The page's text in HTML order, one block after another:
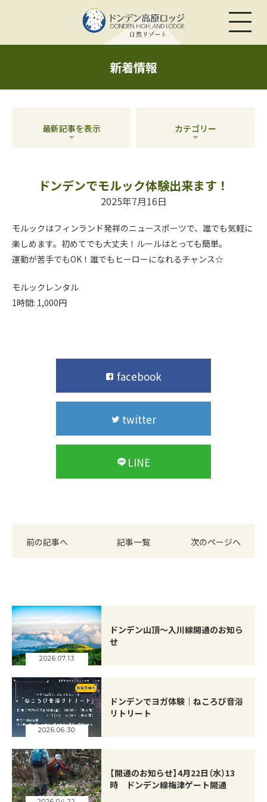
新着情報
最新記事を表示 カテゴリー
ドンデンでモルック体験出来ます！
2025年7月16日
モルックはフィンランド発祥のニュースポーツで、誰でも気軽に
楽しめます。初めてでも大丈夫！ルールはとっても簡単。
運動が苦手でもOK！誰でもヒーローになれるチャンス☆
モルックレンタル
1時間: 1,000円
facebook
twitter
LINE
記事一覧
前の記事へ 次のページへ
2026.07.13
ドンデン山頂～入川線開通のお知ら
せ
2026.06.30
ドンデンでヨガ体験｜ねころび音浴
リトリート
【開通のお知らせ】4月22日（水）13
時 ドンデン線梅津ゲート開通